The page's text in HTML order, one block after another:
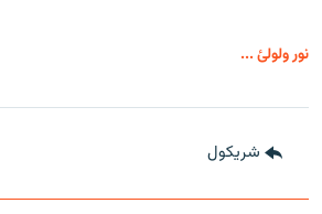
نور ولولئ ...
شريکول